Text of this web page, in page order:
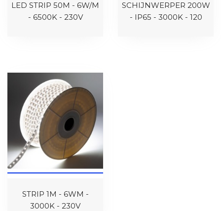
LED STRIP 50M - 6W/M
- 6500K - 230V
SCHIJNWERPER 200W
- IP65 - 3000K - 120
STRIP 1M - 6WM -
3000K - 230V